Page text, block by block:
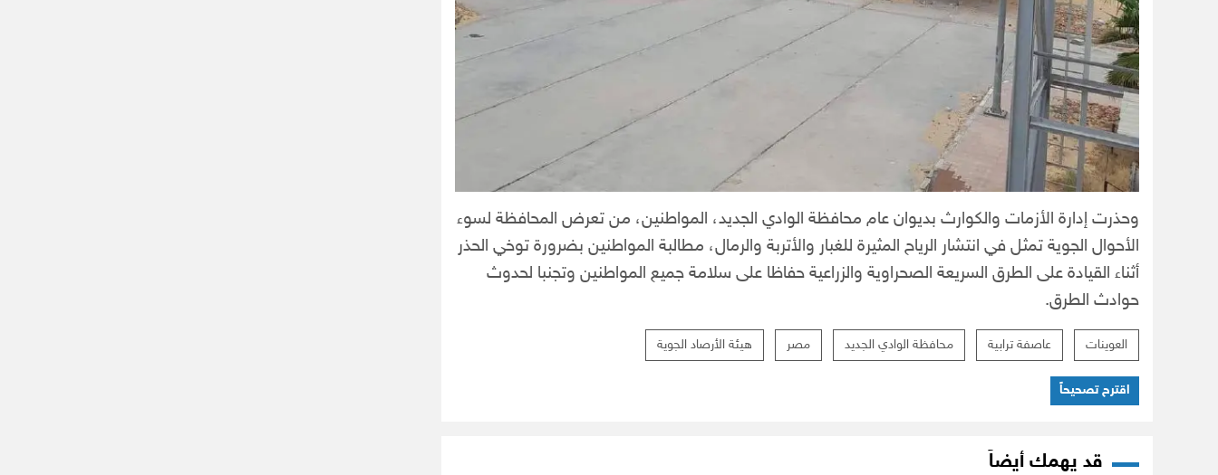
وحذرت إدارة الأزمات والكوارث بديوان عام محافظة الوادي الجديد، المواطنين، من تعرض المحافظة لسوء
الأحوال الجوية تمثل في انتشار الرياح المثيرة للغبار والأتربة والرمال، مطالبة المواطنين بضرورة توخي الحذر
أثناء القيادة على الطرق السريعة الصحراوية والزراعية حفاظا على سلامة جميع المواطنين وتجنبا لحدوث
حوادث الطرق.
العوينات عاصفة ترابية محافظة الوادي الجديد مصر هيئة الأرصاد الجوية
اقترح تصحيحاً
قد يهمك أيضاً